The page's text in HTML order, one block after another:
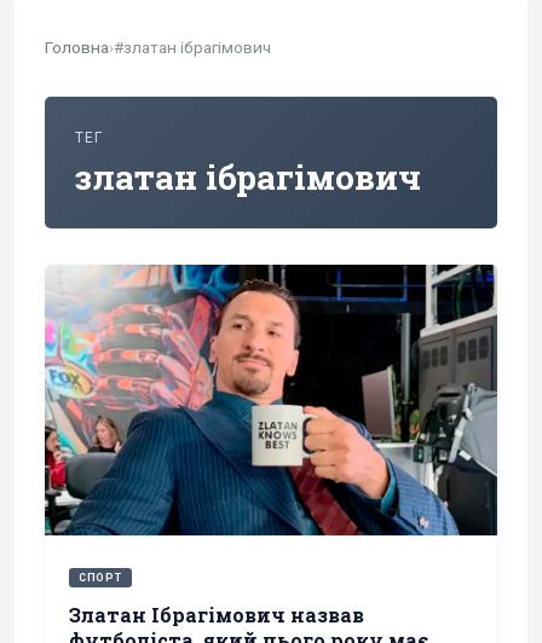
Головна›#златан ібрагімович
ТЕГ
златан ібрагімович
СПОРТ
Златан Ібрагімович назвав